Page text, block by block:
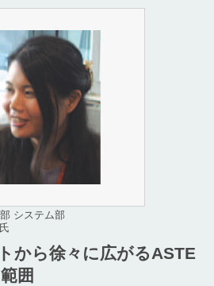
システム部
から徐々に広がるASTE
囲